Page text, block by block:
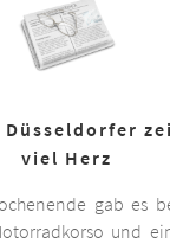
viel Herz
gab es
und